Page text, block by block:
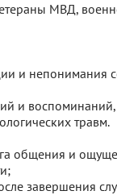
МВД,
и непонимания
и воспоминаний,
травм.
общения и
завершения